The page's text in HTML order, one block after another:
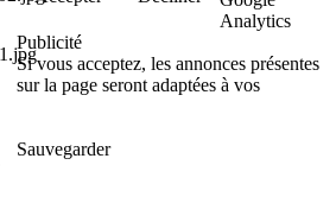
Analytics
Publicité
Si vous acceptez, les annonces présentes
sur la page seront adaptées à vos
Sauvegarder